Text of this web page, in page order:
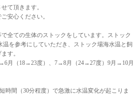
て頂きます。
安心ください。
全ての生体のストックをしています。ストック
を参考にしていただき、ストック場海水温と飼
す。
月（18→23度）、7→8月（24→27度）9月→10月
時間（30分程度）で急激に水温変化が起こりま